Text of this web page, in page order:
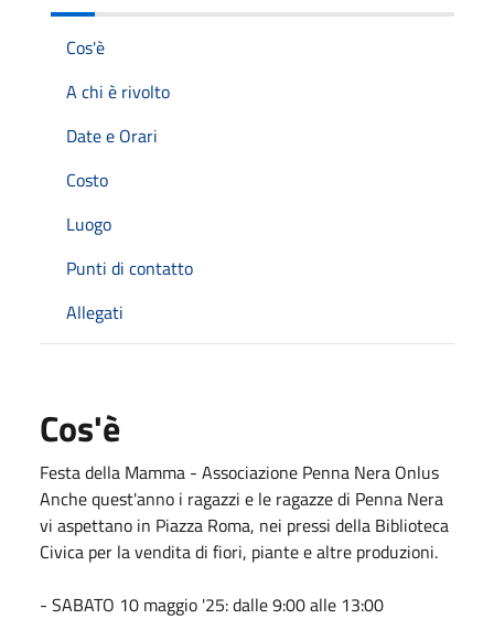
Cos'è
A chi è rivolto
Date e Orari
Costo
Luogo
Punti di contatto
Allegati
Cos'è
Festa della Mamma - Associazione Penna Nera Onlus
Anche quest'anno i ragazzi e le ragazze di Penna Nera
vi aspettano in Piazza Roma, nei pressi della Biblioteca
Civica per la vendita di fiori, piante e altre produzioni.
- SABATO 10 maggio '25: dalle 9:00 alle 13:00